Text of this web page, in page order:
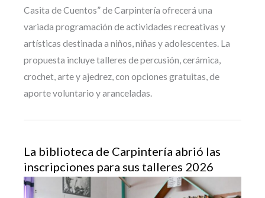
Casita de Cuentos” de Carpintería ofrecerá una
variada programación de actividades recreativas y
artísticas destinada a niños, niñas y adolescentes. La
propuesta incluye talleres de percusión, cerámica,
crochet, arte y ajedrez, con opciones gratuitas, de
aporte voluntario y aranceladas.
La biblioteca de Carpintería abrió las
inscripciones para sus talleres 2026